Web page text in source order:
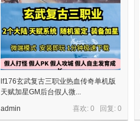
lf176玄武复古三职业热血传奇单机版
天赋加星GM后台假人微...
喜欢: 0 回复: 0
admin